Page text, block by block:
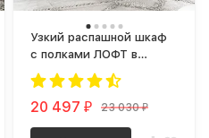
Узкий распашной шкаф
с полками ЛОФТ в
прихожую | на балкон | в
детскую virton 2 (крафт
золотой)
20 497₽ 23 030₽